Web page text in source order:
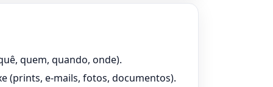
quem, quando, onde).
(prints, e-mails, fotos, documentos).